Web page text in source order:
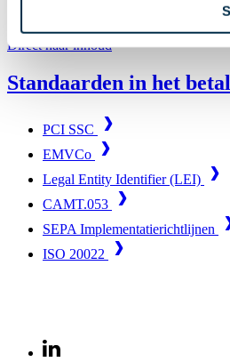
Bekijk de SEPA
Direct naar inhoud
Standaarden in het
PCI SSC
EMVCo
Legal Entity Identifier (LEI)
CAMT.053
SEPA Implementatierichtlijnen
ISO 20022